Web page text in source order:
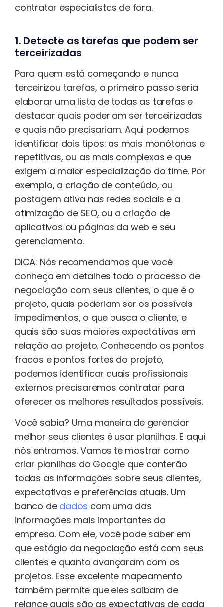
contratar especialistas de fora.
1. Detecte as tarefas que podem ser
terceirizadas
Para quem está começando e nunca
terceirizou tarefas, o primeiro passo seria
elaborar uma lista de todas as tarefas e
destacar quais poderiam ser terceirizadas
e quais não precisariam. Aqui podemos
identificar dois tipos: as mais monótonas e
repetitivas, ou as mais complexas e que
exigem a maior especialização do time. Por
exemplo, a criação de conteúdo, ou
postagem ativa nas redes sociais e a
otimização de SEO, ou a criação de
aplicativos ou páginas da web e seu
gerenciamento.
DICA: Nós recomendamos que você
conheça em detalhes todo o processo de
negociação com seus clientes, o que é o
projeto, quais poderiam ser os possíveis
impedimentos, o que busca o cliente, e
quais são suas maiores expectativas em
relação ao projeto. Conhecendo os pontos
fracos e pontos fortes do projeto,
podemos identificar quais profissionais
externos precisaremos contratar para
oferecer os melhores resultados possíveis.
Você sabia? Uma maneira de gerenciar
melhor seus clientes é usar planilhas. E aqui
nós entramos. Vamos te mostrar como
criar planilhas do Google que conterão
todas as informações sobre seus clientes,
expectativas e preferências atuais. Um
banco de dados com uma das
informações mais importantes da
empresa. Com ele, você pode saber em
que estágio da negociação está com seus
clientes e quanto avançaram com os
projetos. Esse excelente mapeamento
também permite que eles saibam de
relance quais são as expectativas de cada